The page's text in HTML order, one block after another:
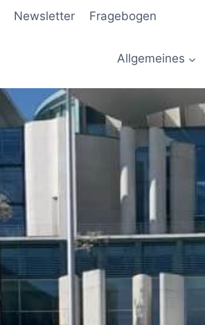
Newsletter Fragebogen
Allgemeines